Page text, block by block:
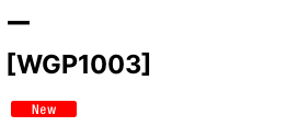
ー
[WGP1003]